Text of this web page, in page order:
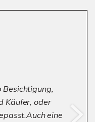
Käufer, oder
eine